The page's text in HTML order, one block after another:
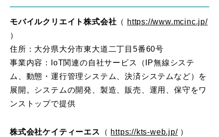
モバイルクリエイト株式会社 （ https://www.mcinc.jp/
）
住所：大分県大分市東大道二丁目5番60号
事業内容：IoT関連の自社サービス（IP無線システ
ム、動態・運行管理システム、決済システムなど）を
展開。システムの開発、製造、販売、運用、保守をワ
ンストップで提供
株式会社ケイティーエス （ https://kts-web.jp/）